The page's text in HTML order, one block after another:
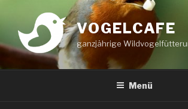
springen
VOGELCAFE
ganzjährige
Menü